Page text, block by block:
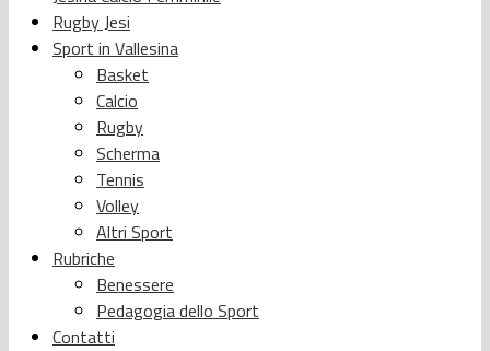
Rugby Jesi
Sport in Vallesina
Basket
Calcio
Rugby
Scherma
Tennis
Volley
Altri Sport
Rubriche
Benessere
Pedagogia dello Sport
Contatti